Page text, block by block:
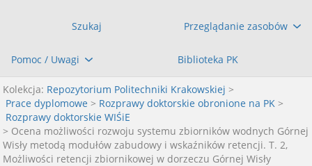
Szukaj Przeglądanie zasobów
Pomoc / Uwagi Biblioteka PK
Kolekcja: Repozytorium Politechniki Krakowskiej >
Prace dyplomowe > Rozprawy doktorskie obronione na PK >
Rozprawy doktorskie WIŚiE
> Ocena możliwości rozwoju systemu zbiorników wodnych Górnej
Wisły metodą modułów zabudowy i wskaźników retencji. T. 2,
Możliwości retencji zbiornikowej w dorzeczu Górnej Wisły